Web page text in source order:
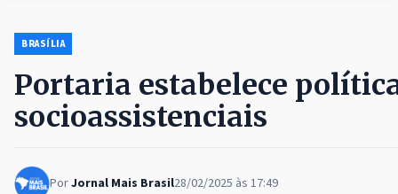
BRASÍLIA
Portaria estabelece
socioassistenciais
PorJornal Mais Brasil28/02/2025 às 17:49